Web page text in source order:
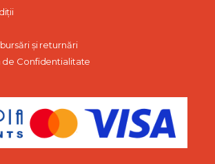
și returnări
de Confidentialitate